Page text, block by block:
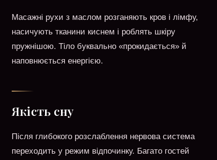
Масажні рухи з маслом розганяють кров і лімфу,
насичують тканини киснем і роблять шкіру
пружнішою. Тіло буквально «прокидається» й
наповнюється енергією.
Якість сну
Після глибокого розслаблення нервова система
переходить у режим відпочинку. Багато гостей